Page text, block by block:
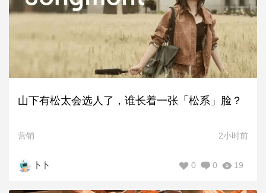
山下有松太会选人了，谁长着一张「松系」脸？
营销 2小时前
卜卜 19
0
0